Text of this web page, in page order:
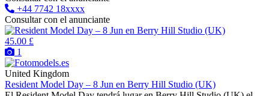
+44 7742 18xxxx
Consultar con el anunciante
45.00 £
1
United Kingdom
Resident Model Day – 8 Jun en Berry Hill Studio (UK)